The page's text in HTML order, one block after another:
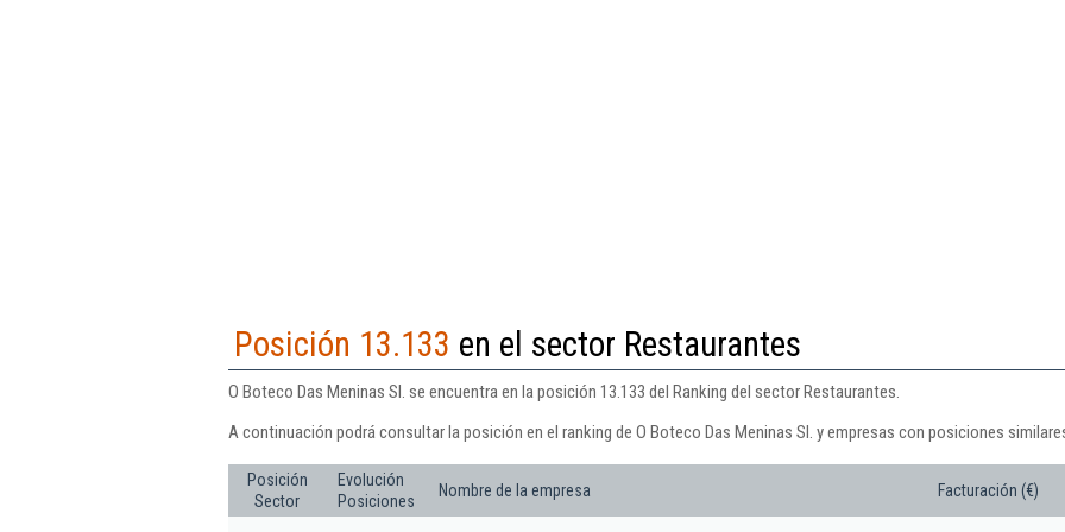
Posición 13.133 en el sector Restaurantes
O Boteco Das Meninas Sl. se encuentra en la posición 13.133 del Ranking del sector Restaurantes.
A continuación podrá consultar la posición en el ranking de O Boteco Das Meninas Sl. y empresas con posiciones
Posición
Sector
Evolución
Posiciones
Nombre de la empresa Facturación (€)